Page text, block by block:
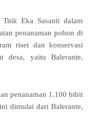
Eka Sasanti dalam
penanaman pohon di
riset dan konservasi
desa, yaitu Balerante,
penanaman 1.100 bibit
dimulai dari Balerante,